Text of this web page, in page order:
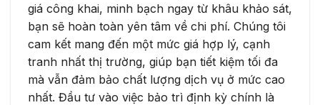
giá công khai, minh bạch ngay từ khâu khảo sát,
bạn sẽ hoàn toàn yên tâm về chi phí. Chúng tôi
cam kết mang đến một mức giá hợp lý, cạnh
tranh nhất thị trường, giúp bạn tiết kiệm tối đa
mà vẫn đảm bảo chất lượng dịch vụ ở mức cao
nhất. Đầu tư vào việc bảo trì định kỳ chính là